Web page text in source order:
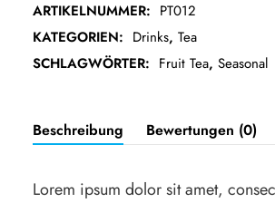
ARTIKELNUMMER: PT012
KATEGORIEN: Drinks, Tea
SCHLAGWÖRTER: Fruit Tea, Seasonal
Beschreibung Bewertungen (0)
Lorem ipsum dolor sit amet,